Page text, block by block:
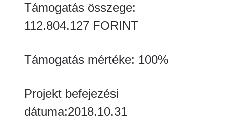
Támogatás összege:
112.804.127 FORINT
Támogatás mértéke: 100%
Projekt befejezési
dátuma:2018.10.31